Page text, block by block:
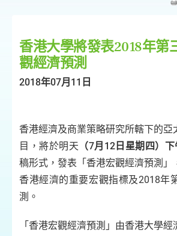
香港大學將發表2018年第
觀經濟預測
2018年07月11日
香港經濟及商業策略研究所轄下的亞
目，將於明天 （7月12日星期四）
稿形式，發表「香港宏觀經濟預測」
香港經濟的重要宏觀指標及2018年
測。
「香港宏觀經濟預測」由香港大學